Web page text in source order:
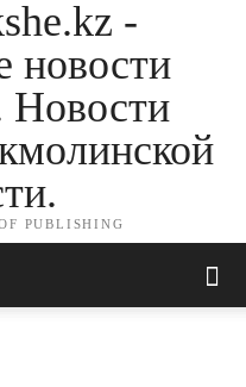
-
новости
Новости
PUBLISHING